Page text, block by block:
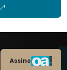
Assine